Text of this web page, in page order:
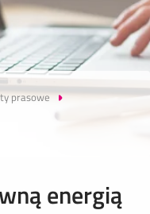
j
si
ę
prasowe
energią